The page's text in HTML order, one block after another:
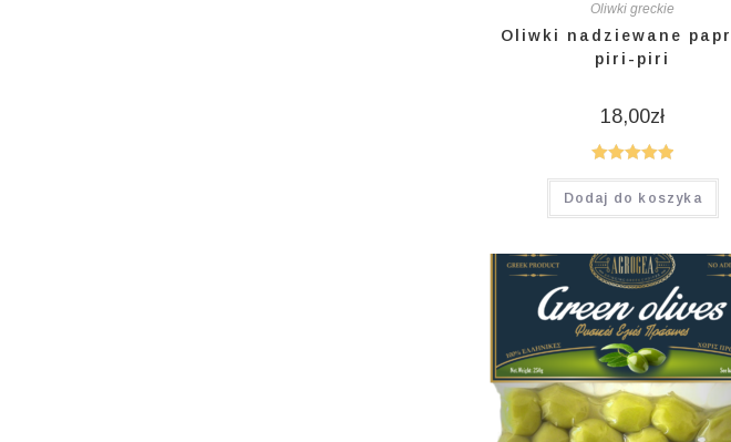
Oliwki greckie
Oliwki nadziewane
piri-piri
18,00zł
Oceniono
5.00na 5
Dodaj do koszyka